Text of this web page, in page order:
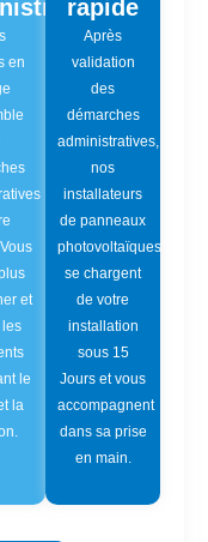
en
et
le
la
rapide
Après
validation
des
démarches
administratives,
nos
installateurs
de panneaux
photovoltaïques
se chargent
de votre
installation
sous 15
Jours et vous
accompagnent
dans sa prise
en main.